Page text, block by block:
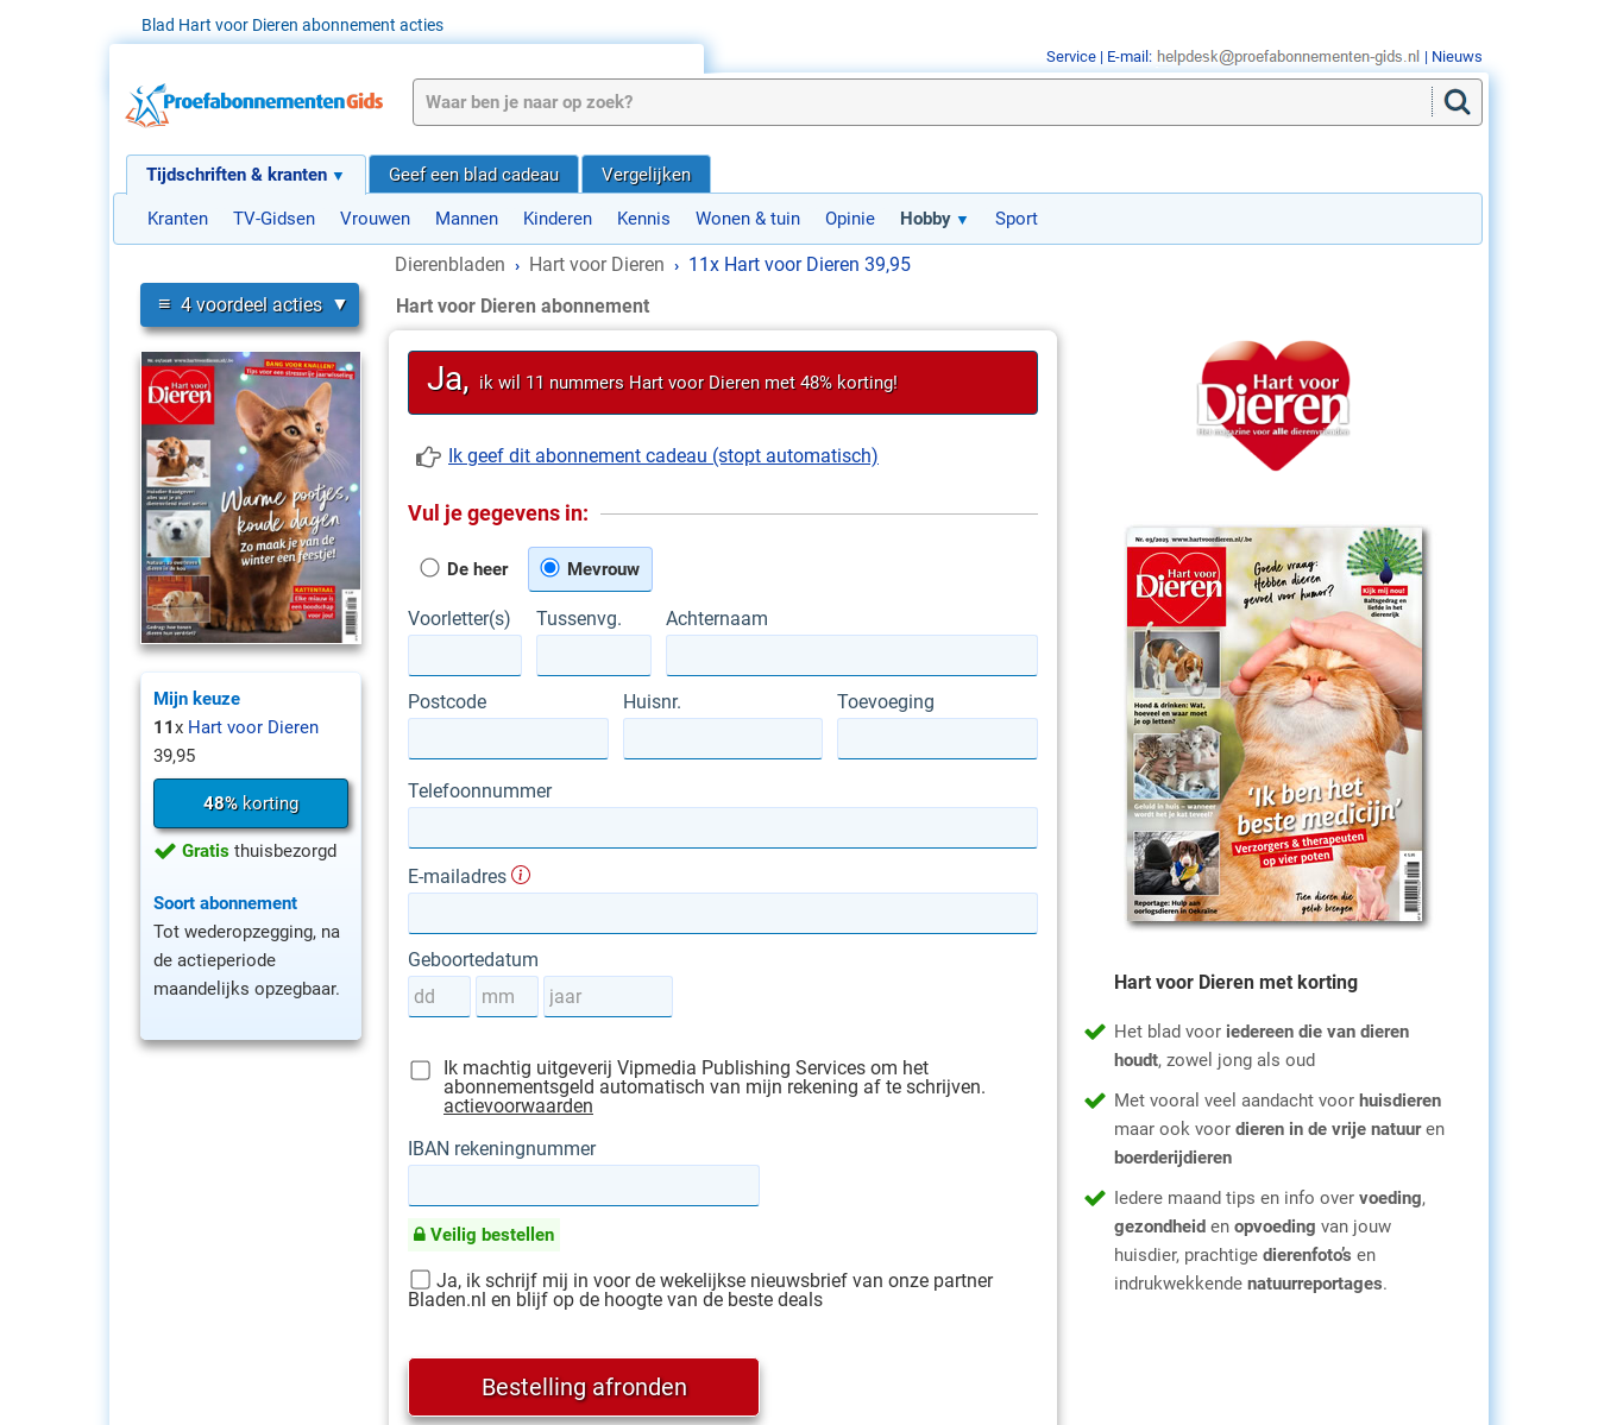
Blad Hart voor Dieren abonnement acties
Tijdschriften & kranten
Kranten TV-Gidsen Vrouwen Mannen Kinderen Kennis Wonen & tuin Opinie Hobby Sport
Geef een blad cadeau Vergelijken
Dierenbladen › Hart voor Dieren › 11x Hart voor Dieren 39,95
≡ 4 voordeel acties
Mijn keuze
11x Hart voor Dieren
39,95
48%korting
Gratis thuisbezorgd
Soort abonnement
Tot wederopzegging, na
de actieperiode
maandelijks opzegbaar.
Hart voor Dieren abonnement
Ja, ik wil 11 nummers Hart voor Dieren met 48% korting!
Ik geef dit abonnement cadeau (stopt automatisch)
Vul je gegevens in:
De heer Mevrouw
Voorletter(s) Tussenvg. Achternaam
Postcode Huisnr. Toevoeging
Telefoonnummer
E-mailadres
Geboortedatum
Ik machtig uitgeverij Vipmedia Publishing Services om het
abonnementsgeld automatisch van mijn rekening af te schrijven.
actievoorwaarden
IBAN rekeningnummer
Veilig bestellen
Ja, ik schrijf mij in voor de wekelijkse nieuwsbrief van onze partner
Bladen.nl en blijf op de hoogte van de beste deals
Hart voor Dieren met korting
Het blad voor iedereen die van dieren
houdt, zowel jong als oud
Met vooral veel aandacht voor huisdieren
maar ook voor dieren in de vrije natuuren
boerderijdieren
Iedere maand tips en info over voeding,
gezondheid en opvoeding van jouw
huisdier, prachtige dierenfoto’s en
indrukwekkende natuurreportages.
Service | E-mail: | Nieuws